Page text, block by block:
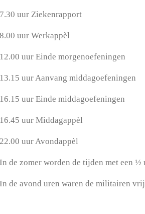
7.30 uur Ziekenrapport
8.00 uur Werkappèl
12.00 uur Einde morgenoefeningen
13.15 uur Aanvang middagoefeningen
16.15 uur Einde middagoefeningen
16.45 uur Middagappèl
22.00 uur Avondappèl
In de zomer worden de tijden met een ½
In de avond uren waren de militairen